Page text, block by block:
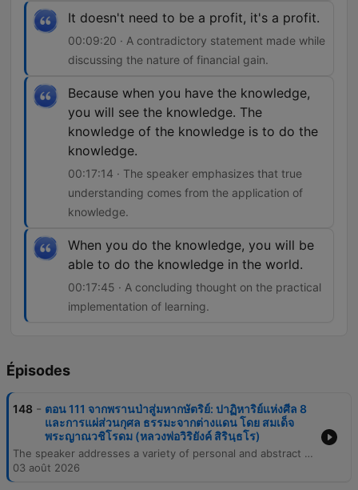
It doesn't need to be a profit, it's a profit.
00:09:20 · A contradictory statement made while
discussing the nature of financial gain.
Because when you have the knowledge,
you will see the knowledge. The
knowledge of the knowledge is to do the
knowledge.
00:17:14 · The speaker emphasizes that true
understanding comes from the application of
knowledge.
When you do the knowledge, you will be
able to do the knowledge in the world.
00:17:45 · A concluding thought on the practical
implementation of learning.
Épisodes
148 - ตอน 111 จากพรานป่าสู่มหากษัตริย์: ปาฏิหาริย์แห่งศีล 8
และการแผ่ส่วนกุศล ธรรมะจากต่างแดน โดย สมเด็จ
พระญาณวชิโรดม (หลวงพ่อวิริยังค์ สิรินฺธโร)
The speaker addresses a variety of personal and abstract themes, beginning with an introduction to a problem related to culture and S.N.R.K. The narrative touches upon experiences involving family, religious figures like priests, and the complexities of financial matters, specifically regarding money that was not considered the best. The discourse moves through reflections on past actions, the necessity of traveling to the city, and the pursuit of knowledge. The episode concludes with a repetitive emphasis on the importance of creating and applying knowledge in the world.
03 août 2026